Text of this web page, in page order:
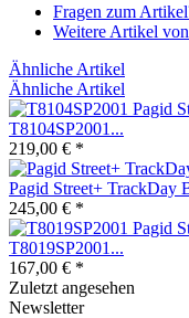
Fragen zum
Weitere Artikel
Ähnliche Artikel
Ähnliche Artikel
Pagid
T8104SP2001...
219,00 € *
Pagid Street+ TrackDay
245,00 € *
Pagid
T8019SP2001...
167,00 € *
Zuletzt angesehen
Newsletter